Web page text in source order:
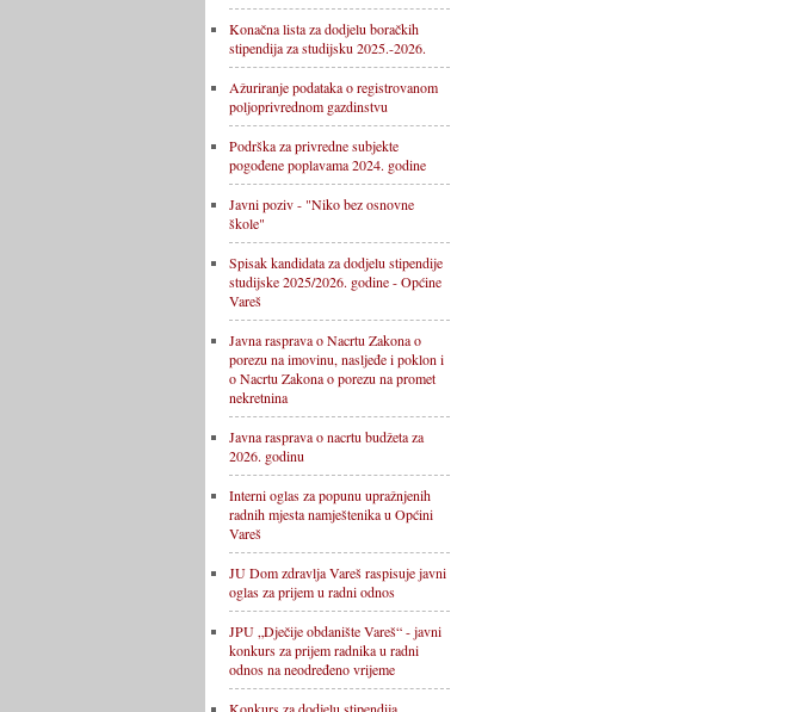
Konačna lista za dodjelu boračkih
stipendija za studijsku 2025.-2026.
Ažuriranje podataka o registrovanom
poljoprivrednom gazdinstvu
Podrška za privredne subjekte
pogođene poplavama 2024. godine
Javni poziv - "Niko bez osnovne
škole"
Spisak kandidata za dodjelu stipendije
studijske 2025/2026. godine - Općine
Vareš
Javna rasprava o Nacrtu Zakona o
porezu na imovinu, nasljeđe i poklon i
o Nacrtu Zakona o porezu na promet
nekretnina
Javna rasprava o nacrtu budžeta za
2026. godinu
Interni oglas za popunu upražnjenih
radnih mjesta namještenika u Općini
Vareš
JU Dom zdravlja Vareš raspisuje javni
oglas za prijem u radni odnos
JPU „Dječije obdanište Vareš“ - javni
konkurs za prijem radnika u radni
odnos na neodređeno vrijeme